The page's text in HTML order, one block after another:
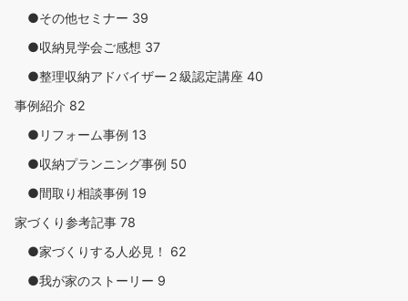
●その他セミナー 39
●収納見学会ご感想 37
●整理収納アドバイザー２級認定講座 40
事例紹介 82
●リフォーム事例 13
●収納プランニング事例 50
●間取り相談事例 19
家づくり参考記事 78
●家づくりする人必見！ 62
●我が家のストーリー 9